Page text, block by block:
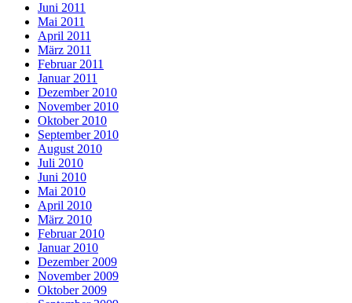
Juni 2011
Mai 2011
April 2011
März 2011
Februar 2011
Januar 2011
Dezember 2010
November 2010
Oktober 2010
September 2010
August 2010
Juli 2010
Juni 2010
Mai 2010
April 2010
März 2010
Februar 2010
Januar 2010
Dezember 2009
November 2009
Oktober 2009